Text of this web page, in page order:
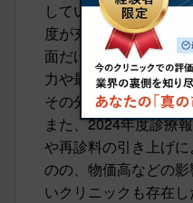
している中、特に雇
度が充実している美
面だけではなく患者
力や最新の美容医療知
その分採用基準も高
また、2024年度診療
や再診料の引き上げ
のの、物価高などの
いクリニックも存在